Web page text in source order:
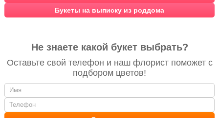
Букеты на выписку из роддома
Не знаете какой букет выбрать?
Оставьте свой телефон и наш флорист поможет с
подбором цветов!